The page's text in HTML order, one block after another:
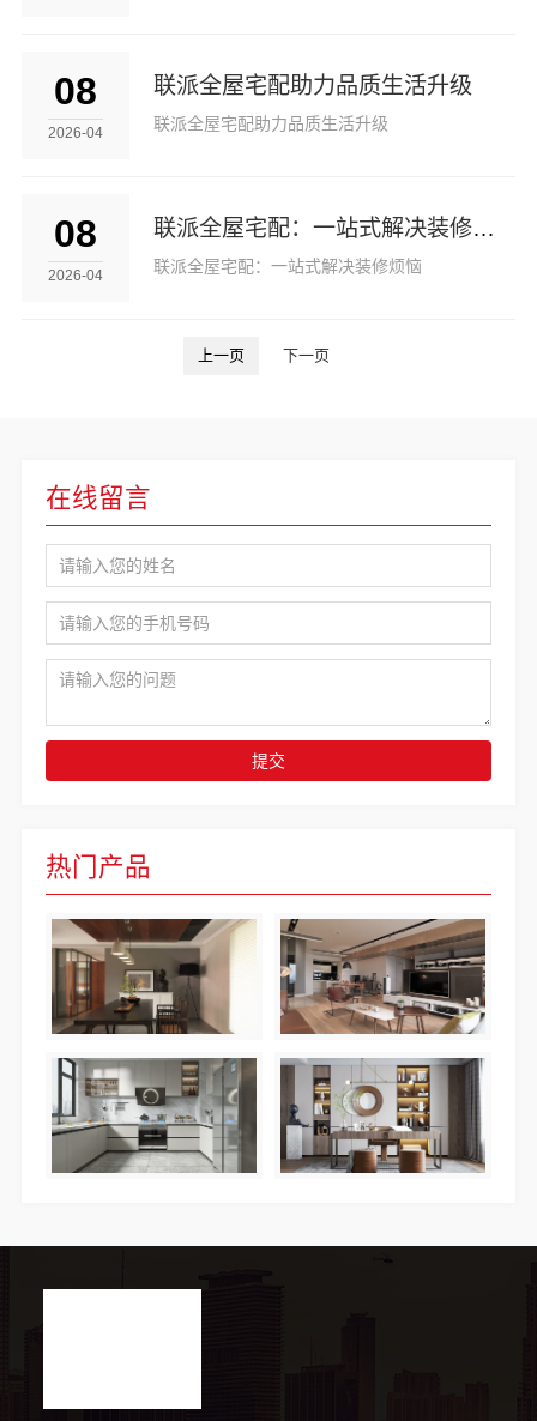
08
2026-04
联派全屋宅配助力品质生活升级
联派全屋宅配助力品质生活升级
08
2026-04
联派全屋宅配：一站式解决装修烦恼
联派全屋宅配：一站式解决装修烦恼
上一页 下一页
热门产品
在线留言
提交